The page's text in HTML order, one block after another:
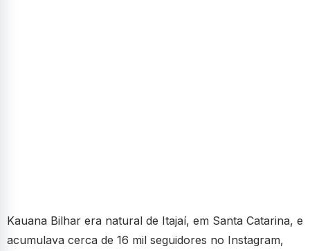
Kauana Bilhar era natural de Itajaí, em Santa Catarina, e
acumulava cerca de 16 mil seguidores no Instagram,